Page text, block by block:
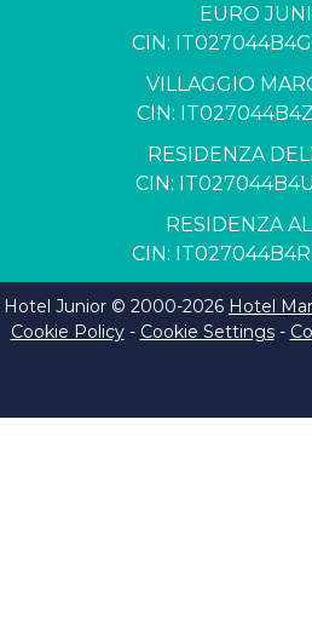
EURO
CIN:
VILLAGGIO
CIN:
RESIDENZA
CIN:
RESIDENZA
CIN:
Hotel Junior © 2000-2026 Hotel
Cookie Policy- Cookie Settings-